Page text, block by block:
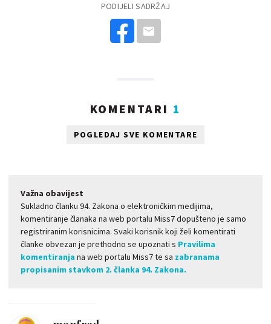
PODIJELI SADRŽAJ
KOMENTARI 1
POGLEDAJ SVE KOMENTARE
Važna obavijest
Sukladno članku 94. Zakona o elektroničkim medijima,
komentiranje članaka na web portalu Miss7 dopušteno je samo
registriranim korisnicima. Svaki korisnik koji želi komentirati
članke obvezan je prethodno se upoznati s Pravilima
komentiranja na web portalu Miss7 te sa zabranama
propisanim stavkom 2. članka 94. Zakona.